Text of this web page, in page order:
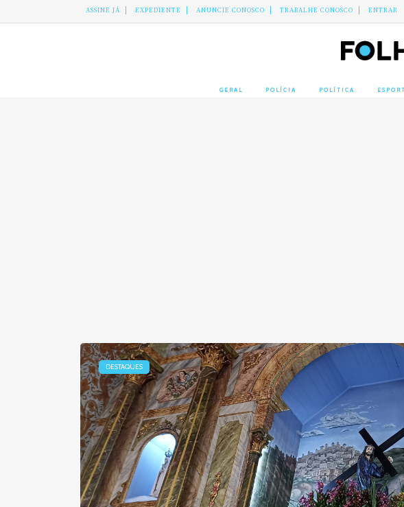
ASSINE JÁ EXPEDIENTE ANUNCIE CONOSCO TRABALHE CONOSCO ENTRAR
GERAL POLÍCIA POLÍTICA
DESTAQUES